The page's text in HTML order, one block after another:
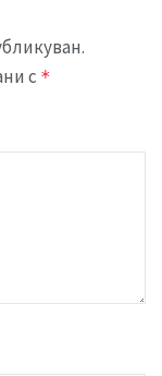
с *